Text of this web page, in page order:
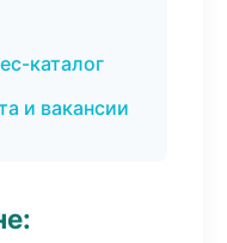
каталог
и вакансии